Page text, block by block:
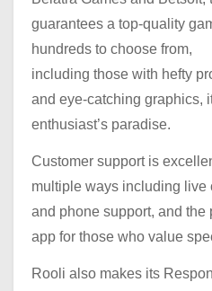
guarantees a top-quality
hundreds to choose from,
including those with hefty
and eye-catching graphics,
enthusiast’s paradise.
Customer support is
multiple ways including live
and phone support, and the
app for those who value
Rooli also makes its